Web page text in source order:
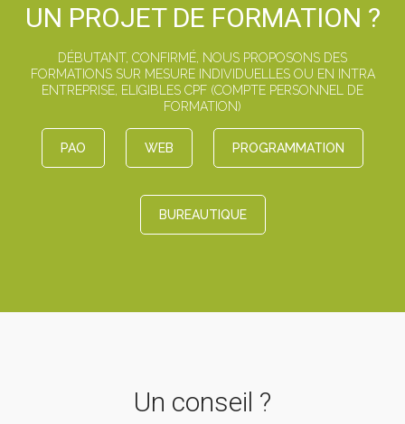
UN PROJET DE FORMATION ?
DÉBUTANT, CONFIRMÉ, NOUS PROPOSONS DES
FORMATIONS SUR MESURE INDIVIDUELLES OU EN INTRA
ENTREPRISE, ELIGIBLES CPF (COMPTE PERSONNEL DE
FORMATION)
PAO WEB PROGRAMMATION
BUREAUTIQUE
Un conseil ?